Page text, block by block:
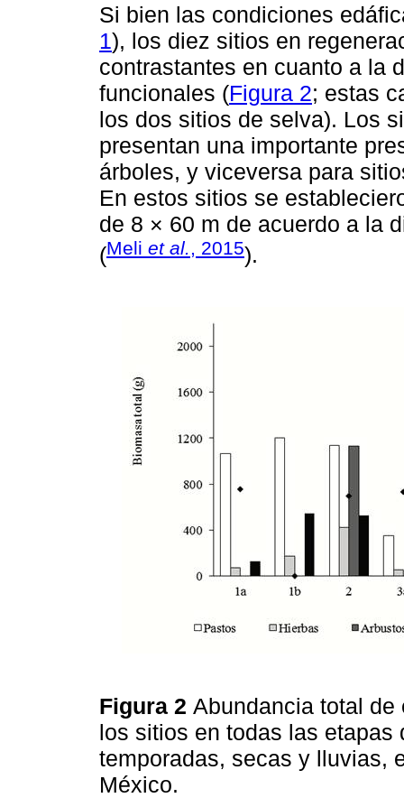
Si bien las condiciones
1), los diez sitios en
contrastantes en cuanto a la
funcionales (Figura 2; estas
los dos sitios de selva). Los
presentan una importante
árboles, y viceversa para
En estos sitios se
de 8 × 60 m de acuerdo a la
(Meli et al., 2015).
Figura 2 Abundancia total de
los sitios en todas las etapas
temporadas, secas y lluvias,
México.